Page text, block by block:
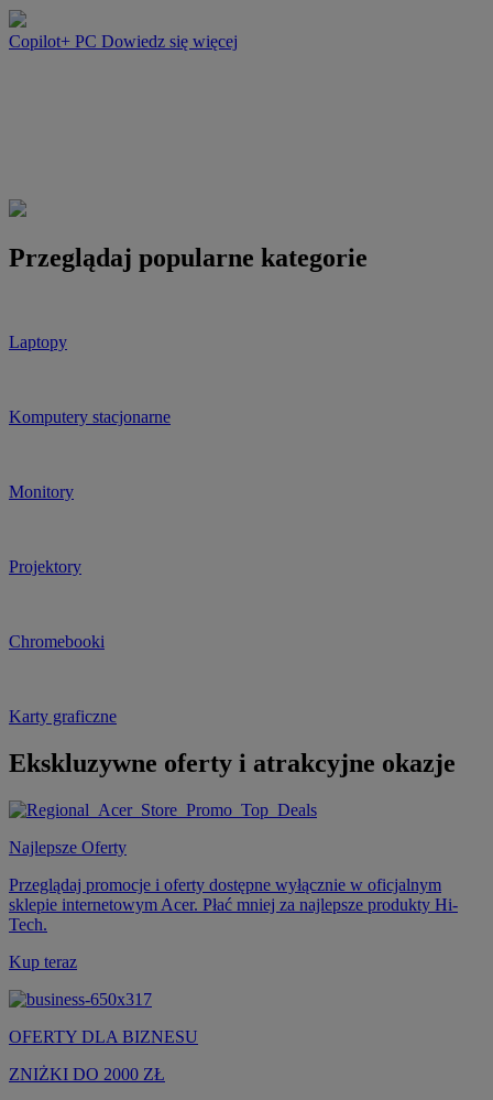
Copilot+ PC Dowiedz się więcej
Przeglądaj popularne kategorie
Laptopy
Komputery stacjonarne
Monitory
Projektory
Chromebooki
Karty graficzne
Ekskluzywne oferty i atrakcyjne okazje
Najlepsze Oferty
Przeglądaj promocje i oferty dostępne wyłącznie w oficjalnym
sklepie internetowym Acer. Płać mniej za najlepsze produkty Hi-
Tech.
Kup teraz
OFERTY DLA BIZNESU
ZNIŻKI DO 2000 ZŁ